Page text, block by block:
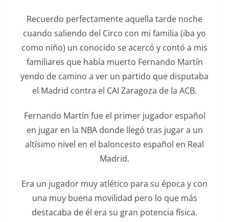
Recuerdo perfectamente aquella tarde noche
cuando saliendo del Circo con mi familia (iba yo
como niño) un conocido se acercó y contó a mis
familiares que había muerto Fernando Martín
yendo de camino a ver un partido que disputaba
el Madrid contra el CAI Zaragoza de la ACB.
Fernando Martín fue el primer jugador español
en jugar en la NBA donde llegó tras jugar a un
altísimo nivel en el baloncesto español en Real
Madrid.
Era un jugador muy atlético para su época y con
una muy buena movilidad pero lo que más
destacaba de él era su gran potencia física.